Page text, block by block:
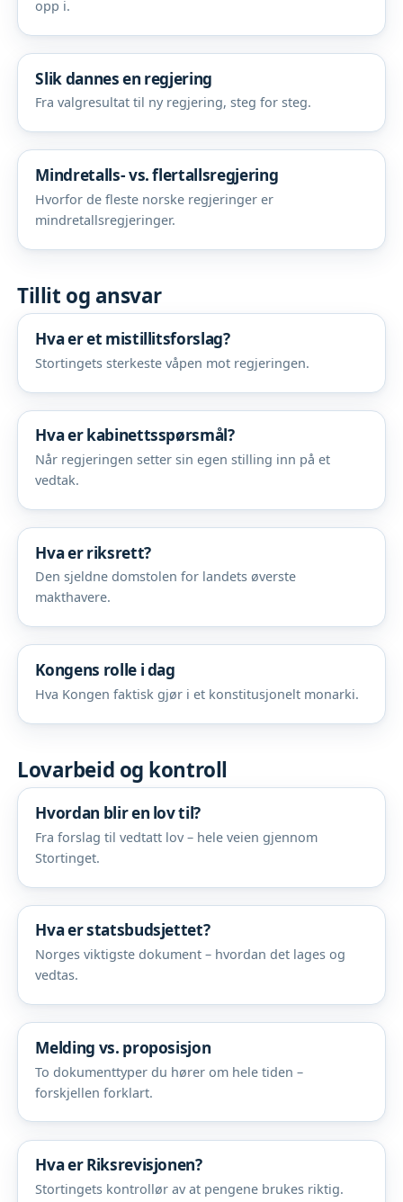
opp i.
Slik dannes en regjering
Fra valgresultat til ny regjering, steg for steg.
Mindretalls- vs. flertallsregjering
Hvorfor de fleste norske regjeringer er
mindretallsregjeringer.
Tillit og ansvar
Hva er et mistillitsforslag?
Stortingets sterkeste våpen mot regjeringen.
Hva er kabinettsspørsmål?
Når regjeringen setter sin egen stilling inn på et
vedtak.
Hva er riksrett?
Den sjeldne domstolen for landets øverste
makthavere.
Kongens rolle i dag
Hva Kongen faktisk gjør i et konstitusjonelt monarki.
Lovarbeid og kontroll
Hvordan blir en lov til?
Fra forslag til vedtatt lov – hele veien gjennom
Stortinget.
Hva er statsbudsjettet?
Norges viktigste dokument – hvordan det lages og
vedtas.
Melding vs. proposisjon
To dokumenttyper du hører om hele tiden –
forskjellen forklart.
Hva er Riksrevisjonen?
Stortingets kontrollør av at pengene brukes riktig.